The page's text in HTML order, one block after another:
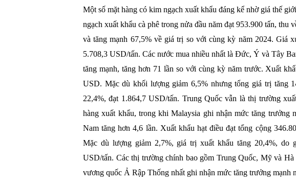
Một số mặt hàng có kim ngạch xuất khẩu đáng kể nhờ giá thế
ngạch xuất khẩu cà phê trong nửa đầu năm đạt 953.900 tấn,
và tăng mạnh 67,5% về giá trị so với cùng kỳ năm 2024. Giá
5.708,3 USD/tấn. Các nước mua nhiều nhất là Đức, Ý và Tây
tăng mạnh, tăng hơn 71 lần so với cùng kỳ năm trước. Xuất
USD. Mặc dù khối lượng giảm 6,5% nhưng tổng giá trị tăng
22,4%, đạt 1.864,7 USD/tấn. Trung Quốc vẫn là thị trường
hàng xuất khẩu, trong khi Malaysia ghi nhận mức tăng trưởng
Nam tăng hơn 4,6 lần. Xuất khẩu hạt điều đạt tổng cộng
Mặc dù lượng giảm 2,7%, giá trị xuất khẩu tăng 20,4%, do
USD/tấn. Các thị trường chính bao gồm Trung Quốc, Mỹ và
vương quốc Ả Rập Thống nhất ghi nhận mức tăng trưởng mạnh